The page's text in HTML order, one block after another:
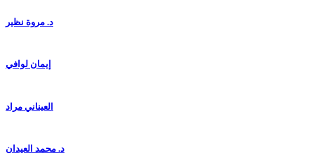
د. مروة نظير
إيمان لوافي
العيناني مراد
د. محمد العيدان